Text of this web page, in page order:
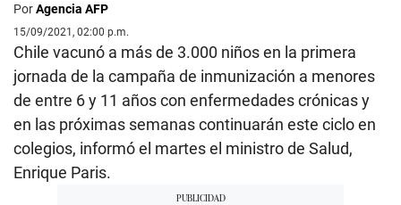
PorAgencia AFP
15/09/2021, 02:00 p.m.
Chile vacunó a más de 3.000 niños en la primera
jornada de la campaña de inmunización a menores
de entre 6 y 11 años con enfermedades crónicas y
en las próximas semanas continuarán este ciclo en
colegios, informó el martes el ministro de Salud,
Enrique Paris.